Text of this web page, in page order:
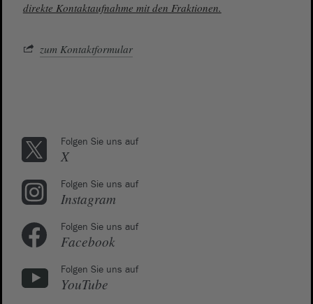
direkte Kontaktaufnahme mit den Fraktionen.
zum Kontaktformular
Folgen Sie uns auf
X
Folgen Sie uns auf
Instagram
Folgen Sie uns auf
Facebook
Folgen Sie uns auf
YouTube